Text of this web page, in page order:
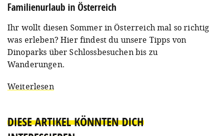
Familienurlaub in Österreich
Ihr wollt diesen Sommer in Österreich mal so richtig
was erleben? Hier findest du unsere Tipps von
Dinoparks über Schlossbesuchen bis zu
Wanderungen.
Weiterlesen
DIESE ARTIKEL KÖNNTEN DICH